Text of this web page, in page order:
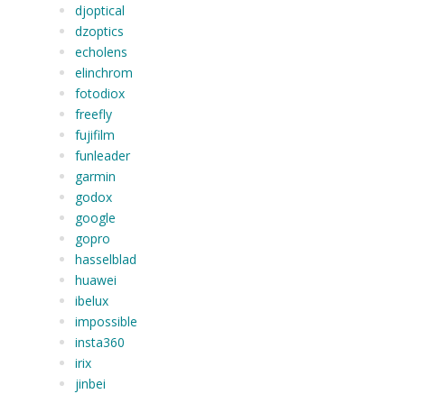
djoptical
dzoptics
echolens
elinchrom
fotodiox
freefly
fujifilm
funleader
garmin
godox
google
gopro
hasselblad
huawei
ibelux
impossible
insta360
irix
jinbei